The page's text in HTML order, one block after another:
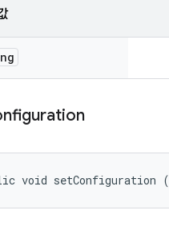
void setConfiguration (